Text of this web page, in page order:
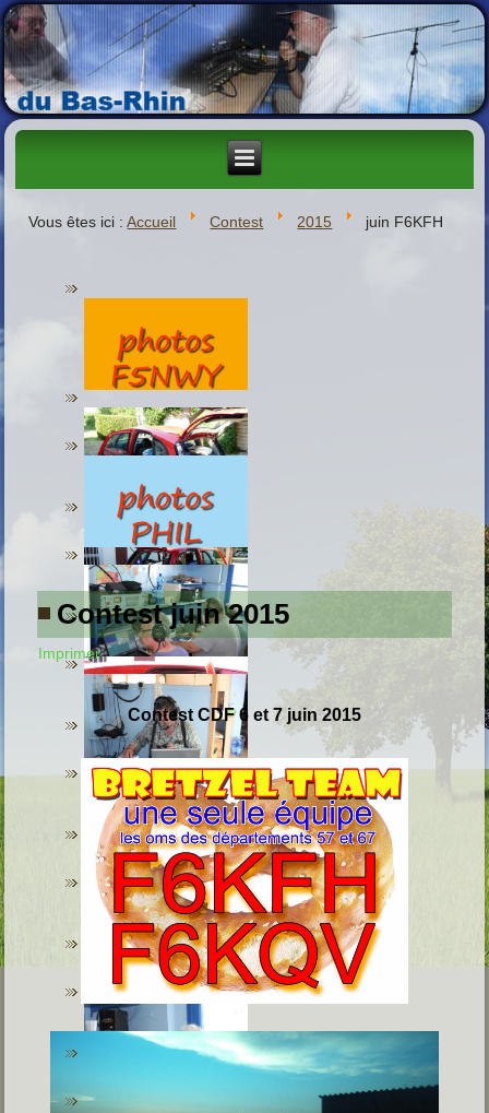
Vous êtes ici :Accueil Contest 2015 juin F6KFH
Contest juin 2015
Imprimer
Contest CDF 6 et 7 juin 2015